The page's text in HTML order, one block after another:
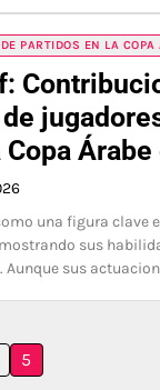
PARTIDOS EN LA
Árabe
una figura clave
sus
sus
5